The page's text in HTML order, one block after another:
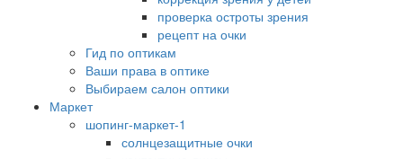
проверка остроты зрения
рецепт на очки
Гид по оптикам
Ваши права в оптике
Выбираем салон оптики
Маркет
шопинг-маркет-1
солнцезащитные очки